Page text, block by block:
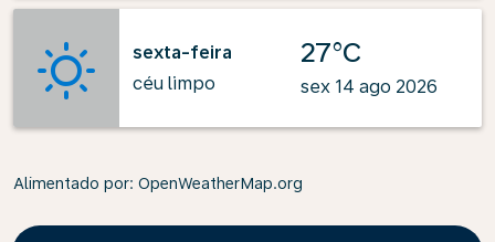
sexta-feira
céu limpo
27°C
sex 14 ago 2026
Alimentado por: OpenWeatherMap.org